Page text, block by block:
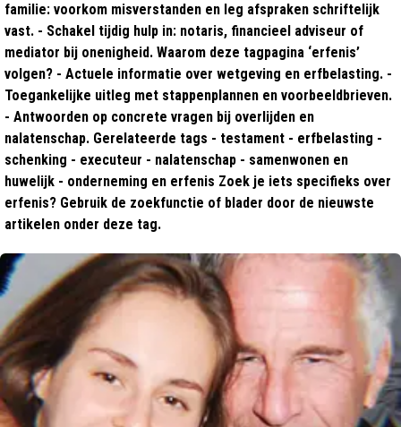
familie: voorkom misverstanden en leg afspraken schriftelijk
vast. - Schakel tijdig hulp in: notaris, financieel adviseur of
mediator bij onenigheid. Waarom deze tagpagina ‘erfenis’
volgen? - Actuele informatie over wetgeving en erfbelasting. -
Toegankelijke uitleg met stappenplannen en voorbeeldbrieven.
- Antwoorden op concrete vragen bij overlijden en
nalatenschap. Gerelateerde tags - testament - erfbelasting -
schenking - executeur - nalatenschap - samenwonen en
huwelijk - onderneming en erfenis Zoek je iets specifieks over
erfenis? Gebruik de zoekfunctie of blader door de nieuwste
artikelen onder deze tag.